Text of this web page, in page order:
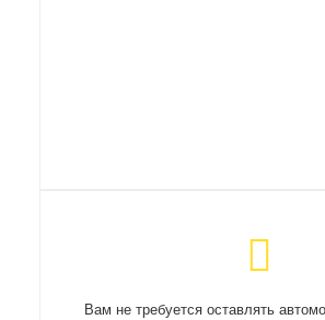
Вам не требуется оставлять